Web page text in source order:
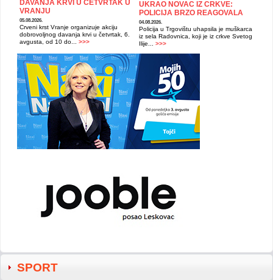
DAVANJA KRVI U ČETVRTAK U
VRANJU
05.08.2026.
Crveni krst Vranje organizuje akciju
dobrovoljnog davanja krvi u četvrtak, 6.
avgusta, od 10 do... >>>
UKRAO NOVAC IZ CRKVE:
POLICIJA BRZO REAGOVALA
04.08.2026.
Policija u Trgovištu uhapsila je muškarca
iz sela Radovnica, koji je iz crkve Svetog
Ilije... >>>
SPORT